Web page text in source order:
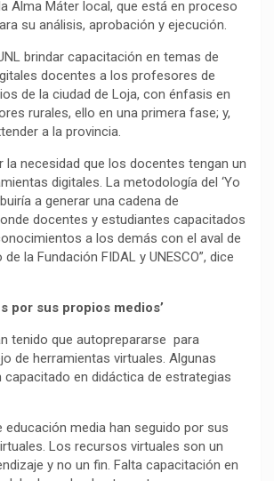
Alma Máter local, que está en proceso
su análisis, aprobación y ejecución.
brindar capacitación en temas de
docentes a los profesores de
de la ciudad de Loja, con énfasis en
rurales, ello en una primera fase; y,
a la provincia.
la necesidad que los docentes tengan un
digitales. La metodología del ‘Yo
a generar una cadena de
docentes y estudiantes capacitados
a los demás con el aval de
la Fundación FIDAL y UNESCO”, dice
por sus propios medios’
tenido que autoprepararse para
de herramientas virtuales. Algunas
en didáctica de estrategias
media han seguido por sus
Los recursos virtuales son un
y no un fin. Falta capacitación en